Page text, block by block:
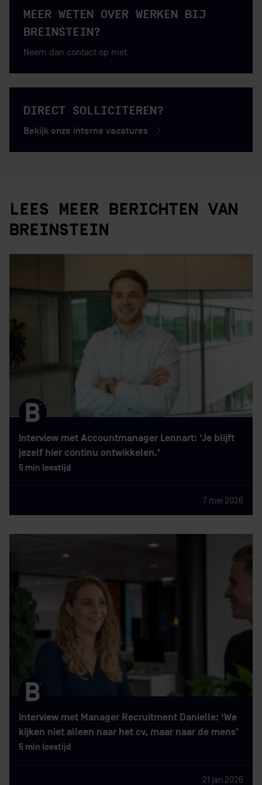
MEER WETEN OVER WERKEN BIJ
BREINSTEIN?
Neem dan contact op met
DIRECT SOLLICITEREN?
Bekijk onze interne vacatures
LEES MEER BERICHTEN VAN
BREINSTEIN
Interview met Accountmanager Lennart: ‘Je blijft
jezelf hier continu ontwikkelen.’
5 min leestijd
7 mei 2026
Interview met Manager Recruitment Danielle: ‘We
kijken niet alleen naar het cv, maar naar de mens’
5 min leestijd
21 jan 2026